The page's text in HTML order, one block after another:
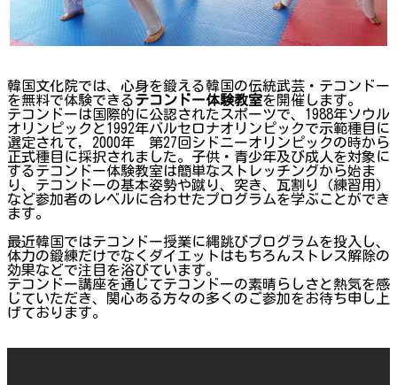
韓国文化院では、心身を鍛える韓国の伝統武芸・テコンドー
を無料で体験できるテコンドー体験教室を開催します。
テコンドーは国際的に公認されたスポーツで、1988年ソウル
オリンピックと1992年バルセロナオリンピックで示範種目に
選定されて, 2000年 第27回シドニーオリンピックの時から
正式種目に採択されました。子供・青少年及び成人を対象に
するテコンドー体験教室は簡単なストレッチングから始ま
り、テコンドーの基本姿勢や蹴り、突き、瓦割り（練習用）
など参加者のレベルに合わせたプログラムを学ぶことができ
ます。
最近韓国ではテコンドー授業に縄跳びプログラムを投入し、
体力の鍛練だけでなくダイエットはもちろんストレス解除の
効果などで注目を浴びています。
テコンドー講座を通じてテコンドーの素晴らしさと熱気を感
じていただき、関心ある方々の多くのご参加をお待ち申し上
げております。